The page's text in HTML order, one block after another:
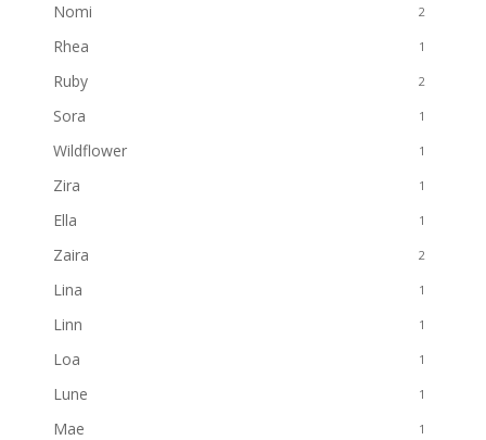
Nomi 2
Rhea 1
Ruby 2
Sora 1
Wildflower 1
Zira 1
Ella 1
Zaira 2
Lina 1
Linn 1
Loa 1
Lune 1
Mae 1